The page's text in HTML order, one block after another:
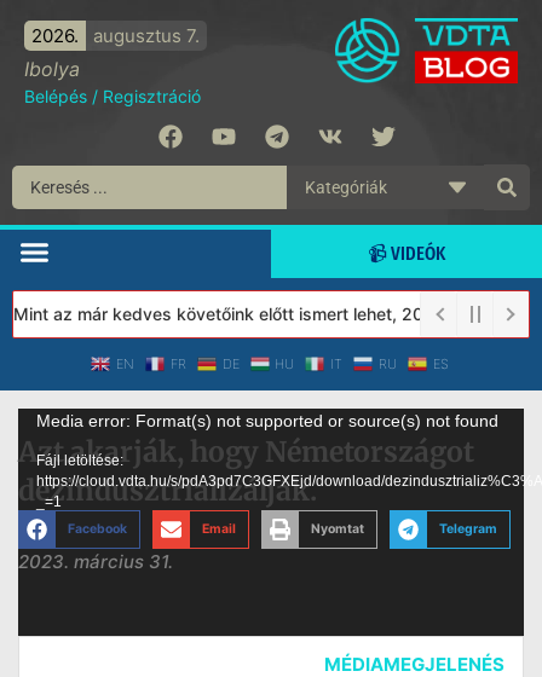
2026. augusztus 7.
Ibolya
Belépés / Regisztráció
📹 VIDEÓK
az már kedves követőink előtt ismert lehet, 2023-tól a
EN FR DE HU IT RU ES
Videólejátszó
Media error: Format(s) not supported or source(s) not found
Fájl letöltése:
https://cloud.vdta.hu/s/pdA3pd7C3GFXEjd/download/
_=1
Azt akarják, hogy Németországot
dezindusztrializálják.
Facebook Email Nyomtat Telegram
2023. március 31.
MÉDIAMEGJELENÉS